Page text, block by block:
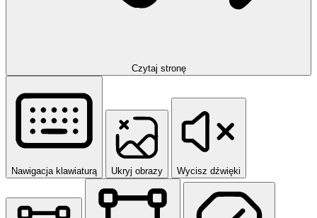
Czytaj stronę
Nawigacja klawiaturą Ukryj obrazy Wycisz dźwięki